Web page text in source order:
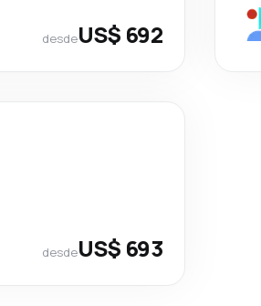
desdeUS$ 692
desdeUS$ 693